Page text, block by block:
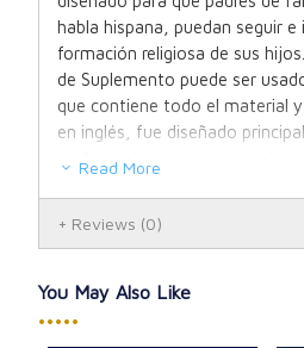
habla hispana, puedan seguir
formación religiosa de sus
de Suplemento puede ser
que contiene todo el material
en inglés, fue diseñado
suplemento ya que no existe
Read More
Reviews (0)
You May Also Like
•••••